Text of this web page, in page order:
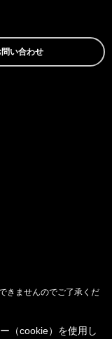
い合わせ
きませんのでご了承くだ
（cookie）を使用し